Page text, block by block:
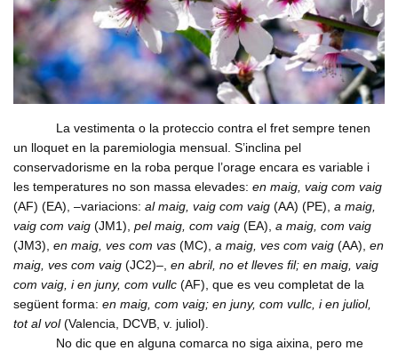
La vestimenta o la proteccio contra el fret sempre tenen
un lloquet en la paremiologia mensual. S’inclina pel
conservadorisme en la roba perque l’orage encara es variable i
les temperatures no son massa elevades: en maig, vaig com vaig
(AF) (EA), –variacions: al maig, vaig com vaig (AA) (PE), a maig,
vaig com vaig (JM1), pel maig, com vaig (EA), a maig, com vaig
(JM3), en maig, ves com vas (MC), a maig, ves com vaig (AA), en
maig, ves com vaig (JC2)–, en abril, no et lleves fil; en maig, vaig
com vaig, i en juny, com vullc (AF), que es veu completat de la
següent forma: en maig, com vaig; en juny, com vullc, i en juliol,
tot al vol(Valencia, DCVB, v. juliol).
No dic que en alguna comarca no siga aixina, pero me